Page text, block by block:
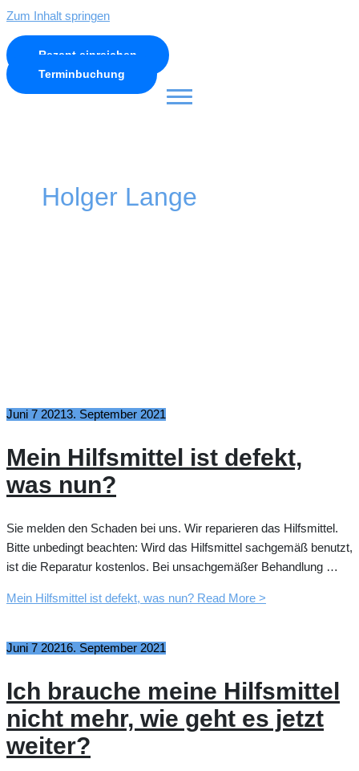
Zum Inhalt springen
Rezept einreichen
Terminbuchung
Holger Lange
Juni 7 20213. September 2021
Mein Hilfsmittel ist defekt,
was nun?
Sie melden den Schaden bei uns. Wir reparieren das Hilfsmittel.
Bitte unbedingt beachten: Wird das Hilfsmittel sachgemäß benutzt,
ist die Reparatur kostenlos. Bei unsachgemäßer Behandlung …
Mein Hilfsmittel ist defekt, was nun? Read More >
Juni 7 20216. September 2021
Ich brauche meine Hilfsmittel
nicht mehr, wie geht es jetzt
weiter?